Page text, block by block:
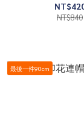
NT$840
最後一件90cm